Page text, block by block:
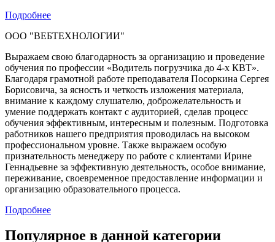
Подробнее
ООО "ВЕБТЕХНОЛОГИИ"
Выражаем свою благодарность за организацию и проведение
обучения по профессии «Водитель погрузчика до 4-х КВТ».
Благодаря грамотной работе преподавателя Посоркина Сергея
Борисовича, за ясность и четкость изложения материала,
внимание к каждому слушателю, доброжелательность и
умение поддержать контакт с аудиторией, сделав процесс
обучения эффективным, интересным и полезным. Подготовка
работников нашего предприятия проводилась на высоком
профессиональном уровне. Также выражаем особую
признательность менеджеру по работе с клиентами Ирине
Геннадьевне за эффективную деятельность, особое внимание,
переживание, своевременное предоставление информации и
организацию образовательного процесса.
Подробнее
Популярное в данной категории